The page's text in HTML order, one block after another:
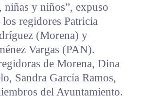
niñas y niños”, expuso
regidores Patricia
(Morena) y
Vargas (PAN).
de Morena, Dina
Sandra García Ramos,
del Ayuntamiento.